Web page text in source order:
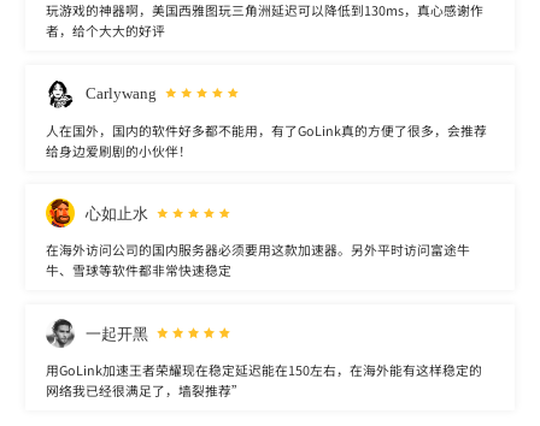
玩游戏的神器啊，美国西雅图玩三角洲延迟可以降低到130ms，真心感谢作
者，给个大大的好评
Carlywang
人在国外，国内的软件好多都不能用，有了GoLink真的方便了很多，会推荐
给身边爱刷剧的小伙伴！
心如止水
在海外访问公司的国内服务器必须要用这款加速器。另外平时访问富途牛
牛、雪球等软件都非常快速稳定
一起开黑
用GoLink加速王者荣耀现在稳定延迟能在150左右，在海外能有这样稳定的
网络我已经很满足了，墙裂推荐”